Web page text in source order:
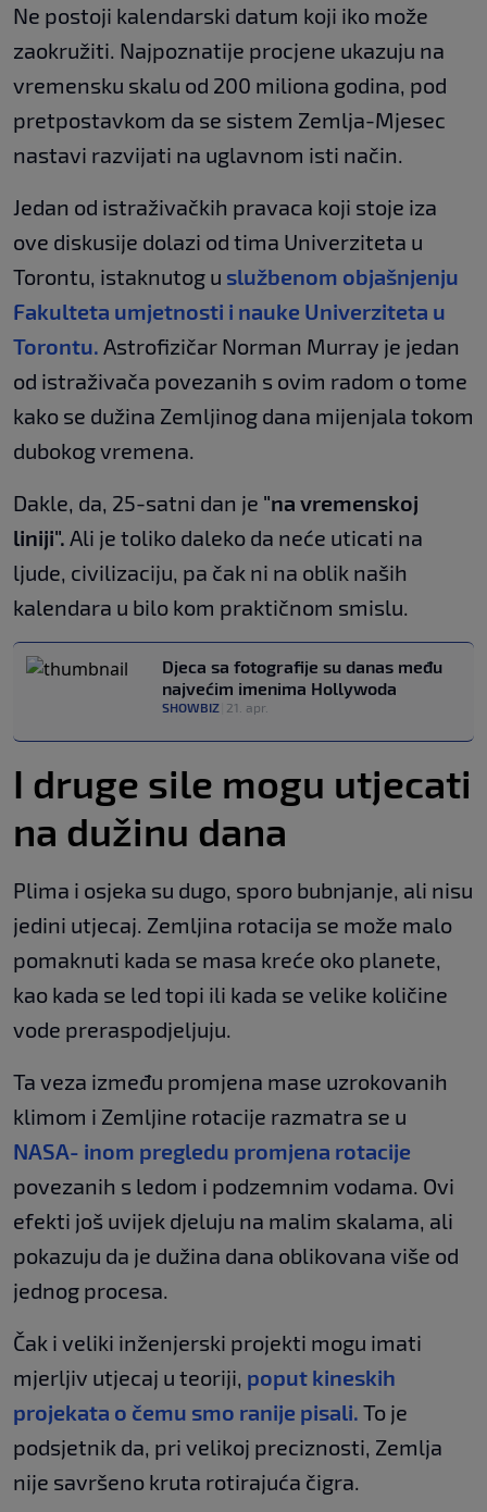
Ne postoji kalendarski datum koji iko može
zaokružiti. Najpoznatije procjene ukazuju na
vremensku skalu od 200 miliona godina, pod
pretpostavkom da se sistem Zemlja-Mjesec
nastavi razvijati na uglavnom isti način.
Jedan od istraživačkih pravaca koji stoje iza
ove diskusije dolazi od tima Univerziteta u
Torontu, istaknutog u službenom objašnjenju
Fakulteta umjetnosti i nauke Univerziteta u
Torontu. Astrofizičar Norman Murray je jedan
od istraživača povezanih s ovim radom o tome
kako se dužina Zemljinog dana mijenjala tokom
dubokog vremena.
Dakle, da, 25-satni dan je "na vremenskoj
liniji". Ali je toliko daleko da neće uticati na
ljude, civilizaciju, pa čak ni na oblik naših
kalendara u bilo kom praktičnom smislu.
Djeca sa fotografije su danas među
najvećim imenima Hollywoda
SHOWBIZ 21. apr.
I druge sile mogu utjecati
na dužinu dana
Plima i osjeka su dugo, sporo bubnjanje, ali nisu
jedini utjecaj. Zemljina rotacija se može malo
pomaknuti kada se masa kreće oko planete,
kao kada se led topi ili kada se velike količine
vode preraspodjeljuju.
Ta veza između promjena mase uzrokovanih
klimom i Zemljine rotacije razmatra se u
NASA- inom pregledu promjena rotacije
povezanih s ledom i podzemnim vodama. Ovi
efekti još uvijek djeluju na malim skalama, ali
pokazuju da je dužina dana oblikovana više od
jednog procesa.
Čak i veliki inženjerski projekti mogu imati
mjerljiv utjecaj u teoriji, poput kineskih
projekata o čemu smo ranije pisali. To je
podsjetnik da, pri velikoj preciznosti, Zemlja
nije savršeno kruta rotirajuća čigra.